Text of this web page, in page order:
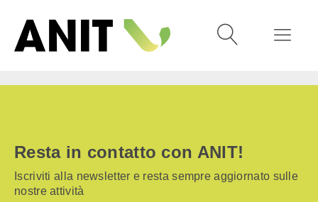
Resta in contatto con ANIT!
Iscriviti alla newsletter e resta sempre aggiornato sulle
nostre attività